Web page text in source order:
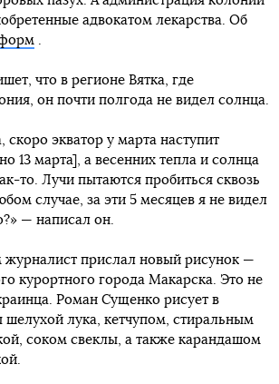
адвокатом лекарства. Об
.
что в регионе Вятка, где
он почти полгода не видел солнца.
скоро экватор у марта наступит
13 марта], а весенних тепла и солнца
то. Лучи пытаются пробиться сквозь
случае, за эти 5 месяцев я не видел
— написал он.
журналист прислал новый рисунок —
курортного города Макарска. Это не
Роман Сущенко рисует в
шелухой лука, кетчупом, стиральным
соком свеклы, а также карандашом